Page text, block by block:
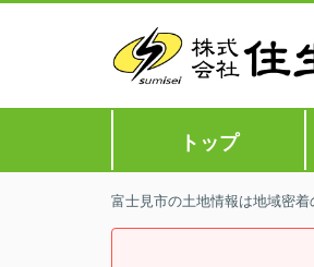
トップ
富士見市の土地情報は地域密